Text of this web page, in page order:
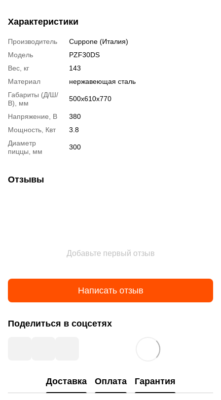
Характеристики
Производитель
Cuppone (Италия)
Модель
PZF30DS
Вес, кг
143
Материал
нержавеющая сталь
Габариты (Д/Ш/
В), мм
500х610х770
Напряжение, В
380
Мощность, Квт
3.8
Диаметр
пиццы, мм
300
Отзывы
Добавьте первый отзыв
Написать отзыв
Поделиться в соцсетях
Доставка Оплата Гарантия